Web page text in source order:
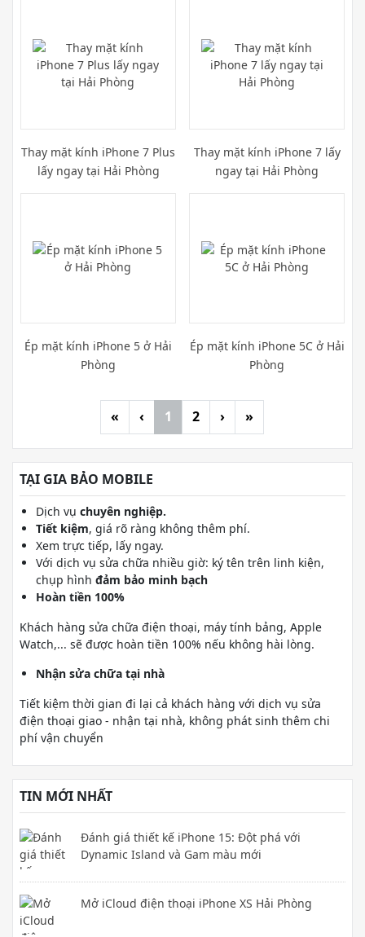
Thay mặt kính iPhone 7 Plus
lấy ngay tại Hải Phòng
Thay mặt kính iPhone 7 lấy
ngay tại Hải Phòng
Ép mặt kính iPhone 5 ở Hải
Phòng
Ép mặt kính iPhone 5C ở Hải
Phòng
« ‹ 1 2 › »
TẠI GIA BẢO MOBILE
Dịch vụ chuyên nghiệp.
Tiết kiệm, giá rõ ràng không thêm phí.
Xem trực tiếp, lấy ngay.
Với dịch vụ sửa chữa nhiều giờ: ký tên trên linh kiện,
chụp hình đảm bảo minh bạch
Hoàn tiền 100%
Khách hàng sửa chữa điện thoại, máy tính bảng, Apple
Watch,... sẽ được hoàn tiền 100% nếu không hài lòng.
Nhận sửa chữa tại nhà
Tiết kiệm thời gian đi lại cả khách hàng với dịch vụ sửa
điện thoại giao - nhận tại nhà, không phát sinh thêm chi
phí vận chuyển
TIN MỚI NHẤT
Đánh giá thiết kế iPhone 15: Đột phá với
Dynamic Island và Gam màu mới
Mở iCloud điện thoại iPhone XS Hải Phòng